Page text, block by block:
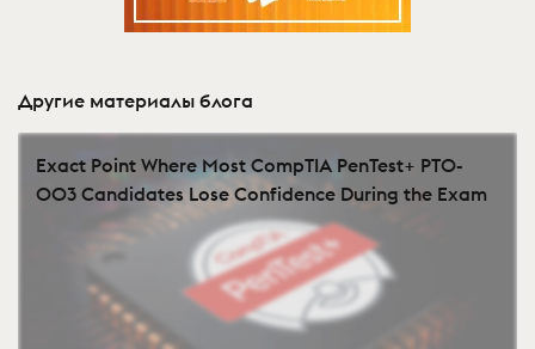
Другие материалы блога
Exact Point Where Most CompTIA PenTest+ PT0-
003 Candidates Lose Confidence During the Exam